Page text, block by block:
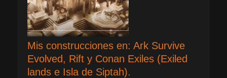
Mis construcciones en: Ark Survive
Evolved, Rift y Conan Exiles (Exiled
lands e Isla de Siptah).